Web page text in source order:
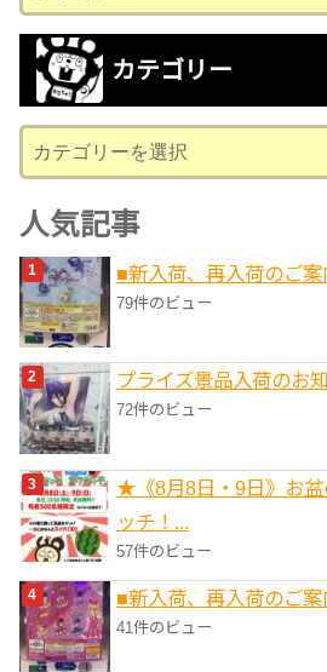
ー
カ
ブ
カテゴリー
テ
ゴ
リ
ー
人気記事
■新入荷、再入荷のご案
79件のビュー
プライズ景品入荷のお
72件のビュー
★《8月8日・9日》お盆
ッチ！...
57件のビュー
■新入荷、再入荷のご案
41件のビュー